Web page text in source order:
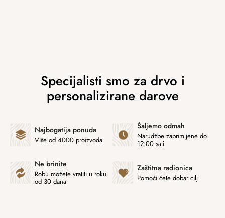
Najbogatija ponuda
Više od 4000 proizvoda
Šaljemo odmah
Narudžbe zaprimljene do
12:00 sati
Ne brinite
Robu možete vratiti u roku
od 30 dana
Zaštitna radionica
Pomoći ćete dobar cilj